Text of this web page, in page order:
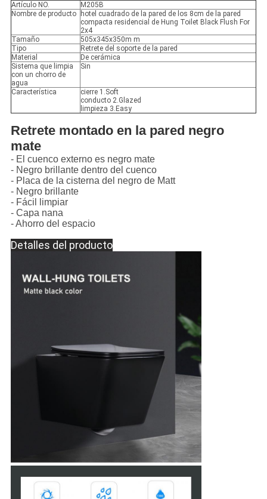
Artículo NO.
M205B
Nombre de producto
hotel cuadrado de la pared de los 8cm de la pared
compacta residencial de Hung Toilet Black Flush For
2x4
Tamaño
505x345x350m m
Tipo
Retrete del soporte de la pared
Material
De cerámica
Sistema que limpia
con un chorro de
agua
Sin
Característica
cierre 1.Soft
conducto 2.Glazed
limpieza 3.Easy
Retrete montado en la pared negro
mate
- El cuenco externo es negro mate
- Negro brillante dentro del cuenco
- Placa de la cisterna del negro de Matt
- Negro brillante
- Fácil limpiar
- Capa nana
- Ahorro del espacio
Detalles del producto